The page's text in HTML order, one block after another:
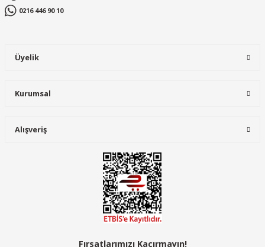
0216 446 90 10
Üyelik
Kurumsal
Alışveriş
Fırsatlarımızı Kaçırmayın!